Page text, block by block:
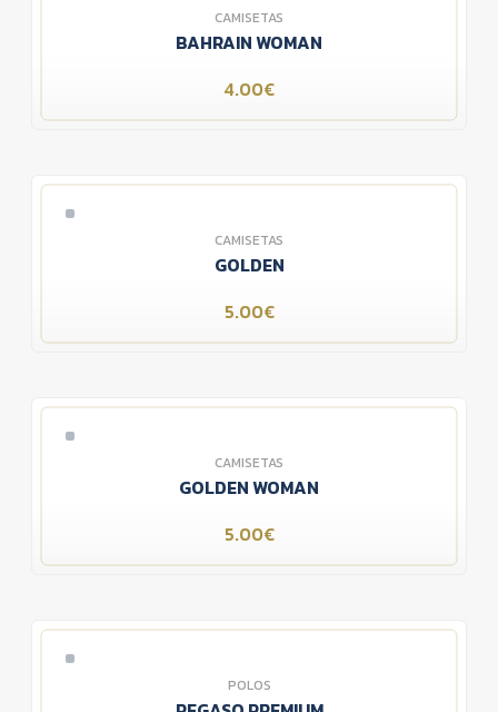
CAMISETAS
BAHRAIN WOMAN
4.00€
CAMISETAS
GOLDEN
5.00€
CAMISETAS
GOLDEN WOMAN
5.00€
POLOS